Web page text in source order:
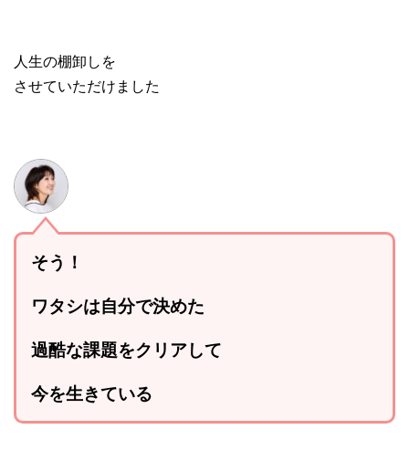
人生の棚卸しを
させていただけました
そう！
ワタシは自分で決めた
過酷な課題をクリアして
今を生きている